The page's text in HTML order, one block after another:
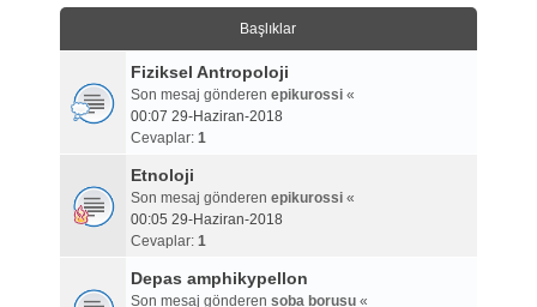
Başlıklar
Fiziksel Antropoloji
Son mesaj gönderen epikurossi«
00:07 29-Haziran-2018
Cevaplar: 1
Etnoloji
Son mesaj gönderen epikurossi«
00:05 29-Haziran-2018
Cevaplar: 1
Depas amphikypellon
Son mesaj gönderen soba borusu«